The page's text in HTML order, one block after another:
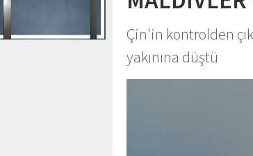
Çin'in kontrolden
yakınına düştü